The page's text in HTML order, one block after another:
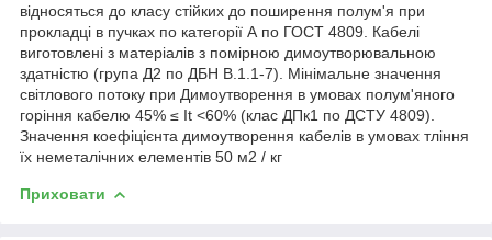
відносяться до класу стійких до поширення полум'я при
прокладці в пучках по категорії А по ГОСТ 4809. Кабелі
виготовлені з матеріалів з помірною димоутворювальною
здатністю (група Д2 по ДБН В.1.1-7). Мінімальне значення
світлового потоку при Димоутворення в умовах полум'яного
горіння кабелю 45% ≤ It <60% (клас ДПк1 по ДСТУ 4809).
Значення коефіцієнта димоутворення кабелів в умовах тління
їх неметалічних елементів 50 м2 / кг
Приховати